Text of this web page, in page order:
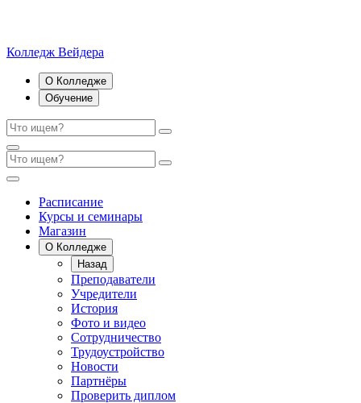
Колледж Вейдера
О Колледже
Обучение
Расписание
Курсы и семинары
Магазин
О Колледже
Назад
Преподаватели
Учредители
История
Фото и видео
Сотрудничество
Трудоустройство
Новости
Партнёры
Проверить диплом